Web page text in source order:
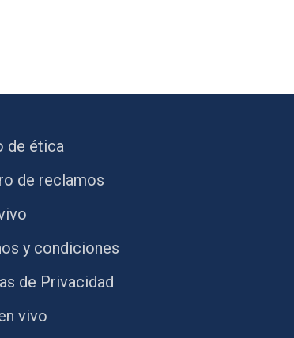
de ética
de reclamos
y condiciones
de Privacidad
vivo